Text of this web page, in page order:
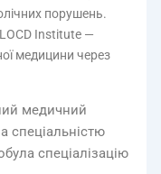
порушень.
LOCD Institute —
медицини через
медичний
спеціальністю
спеціалізацію